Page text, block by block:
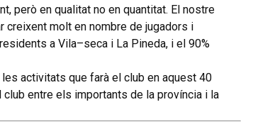
però en qualitat no en quantitat. El nostre
creixent molt en nombre de jugadors i
residents a Vila–seca i La Pineda, i el 90%
les activitats que farà el club en aquest 40
club entre els importants de la província i la